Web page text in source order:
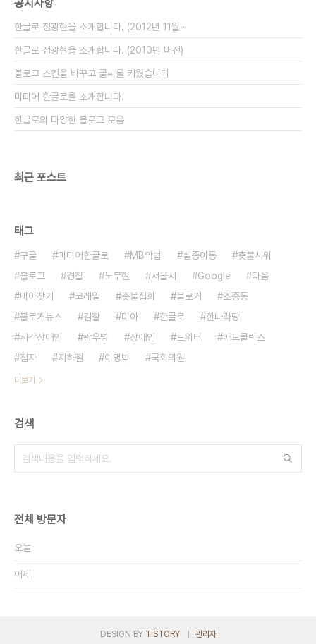
산항에 7.고추잠자리 8.바람의 노래 9.어제 오늘 그
의 재회 13.태양..
공지사항
한글로 정광현을 소개합니다. (2012년 11월⋯
한글로 정광현을 소개합니다. (2010년 버전)
블로그 스킨을 바꾸고 글씨를 키웠습니다
미디어 한글로를 소개합니다.
한글로의 다양한 블로그 모음
최근 포스트
태그
구글 미디어한글로 MB악법 실종아동
촛불시위
블로그
경찰 노무현 서울시 Google
다음
미아찾기
코레일 촛불집회 블로거
조중동
블로거뉴스
검찰 미아 한글로
한나라당
시각장애인
광우병 장애인 트위터
애드클릭스
점자
지하철 이명박 국회의원
더보기
검색
전체 방문자
오늘
어제
DESIGN BY TISTORY 관리자